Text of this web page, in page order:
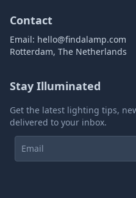
Contact
Email: hello@findalamp.com
Rotterdam, The Netherlands
Stay Illuminated
Get the latest lighting tips,
delivered to your inbox.